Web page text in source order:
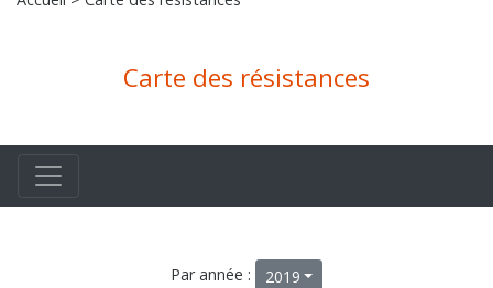
Carte des résistances
Par année : 2019